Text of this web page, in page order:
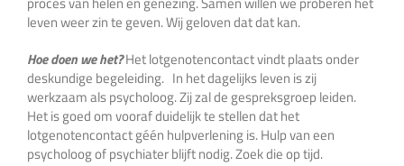
leven weer zin te geven. Wij geloven dat dat kan.
Hoe doen we het?Het lotgenotencontact vindt plaats onder
deskundige begeleiding. In het dagelijks leven is zij
werkzaam als psycholoog. Zij zal de gespreksgroep leiden.
Het is goed om vooraf duidelijk te stellen dat het
lotgenotencontact géén hulpverlening is. Hulp van een
psycholoog of psychiater blijft nodig. Zoek die op tijd.